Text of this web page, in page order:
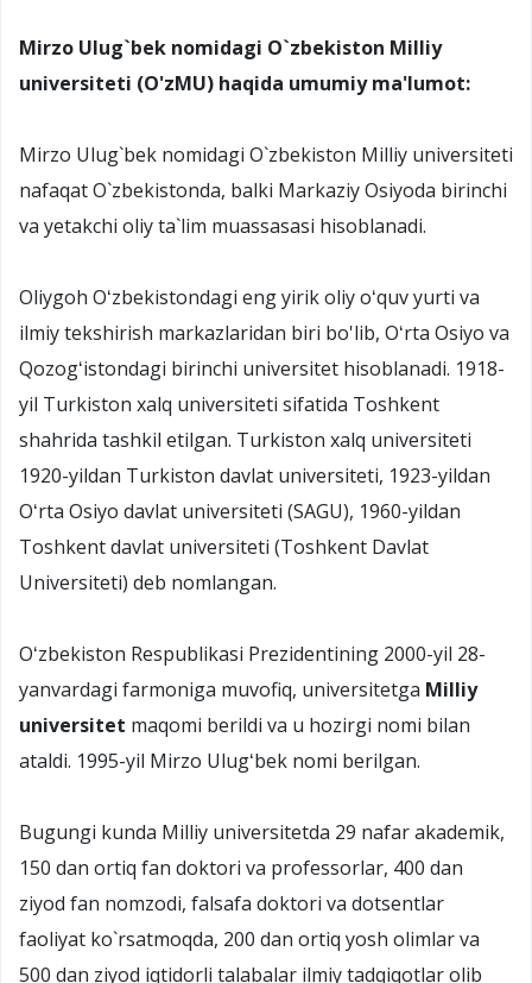
Mirzo Ulug`bek nomidagi O`zbekiston Milliy
universiteti (O'zMU) haqida umumiy ma'lumot:
Mirzo Ulug`bek nomidagi O`zbekiston Milliy universiteti
nafaqat O`zbekistonda, balki Markaziy Osiyoda birinchi
va yetakchi oliy ta`lim muassasasi hisoblanadi.
Oliygoh Oʻzbekistondagi eng yirik oliy oʻquv yurti va
ilmiy tekshirish markazlaridan biri bo'lib, Oʻrta Osiyo va
Qozogʻistondagi birinchi universitet hisoblanadi. 1918-
yil Turkiston xalq universiteti sifatida Toshkent
shahrida tashkil etilgan. Turkiston xalq universiteti
1920-yildan Turkiston davlat universiteti, 1923-yildan
Oʻrta Osiyo davlat universiteti (SAGU), 1960-yildan
Toshkent davlat universiteti (Toshkent Davlat
Universiteti) deb nomlangan.
Oʻzbekiston Respublikasi Prezidentining 2000-yil 28-
yanvardagi farmoniga muvofiq, universitetga Milliy
universitet maqomi berildi va u hozirgi nomi bilan
ataldi. 1995-yil Mirzo Ulugʻbek nomi berilgan.
Bugungi kunda Milliy universitetda 29 nafar akademik,
150 dan ortiq fan doktori va professorlar, 400 dan
ziyod fan nomzodi, falsafa doktori va dotsentlar
faoliyat ko`rsatmoqda, 200 dan ortiq yosh olimlar va
500 dan ziyod iqtidorli talabalar ilmiy tadqiqotlar olib